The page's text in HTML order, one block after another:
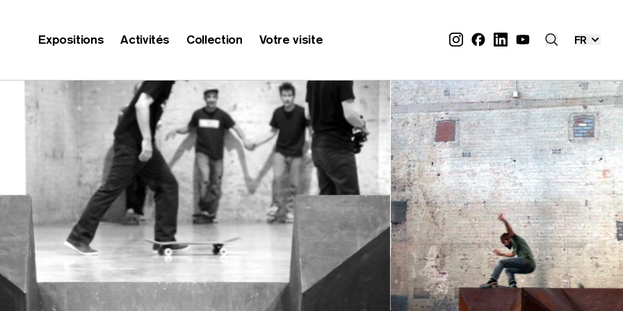
Expositions Activités Collection Votre visite FR